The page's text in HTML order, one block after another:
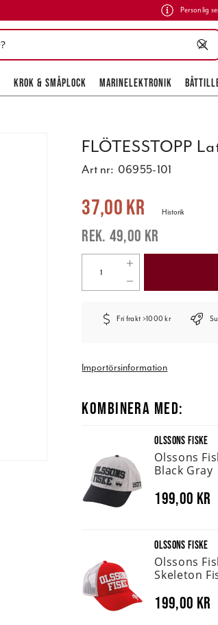
Personlig
KROK & SMÅPLOCK MARINELEKTRONIK
FLÖTESSTOPP
Art nr: 06955-101
Nuvarande pris:
37,00 kr
49,00 kr
Historik
Fri frakt >1000 kr
Importörsinformation
KOMBINERA MED:
OLSSONS FISKE
Olssons
Black Gray
199,00 kr
OLSSONS FISKE
Olssons
Skeleton
199,00 kr